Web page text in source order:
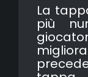
La
più